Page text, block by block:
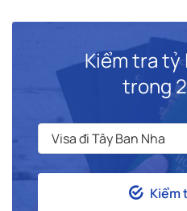
Kiểm tra tỷ
trong
Kiểm